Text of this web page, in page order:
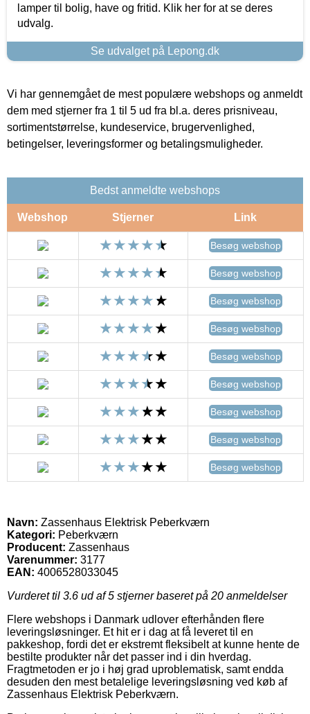
lamper til bolig, have og fritid. Klik her for at se deres
udvalg.
Se udvalget på Lepong.dk
Vi har gennemgået de mest populære webshops og anmeldt
dem med stjerner fra 1 til 5 ud fra bl.a. deres prisniveau,
sortimentstørrelse, kundeservice, brugervenlighed,
betingelser, leveringsformer og betalingsmuligheder.
Bedst anmeldte webshops
Webshop Stjerner Link
Besøg webshop
Besøg webshop
Besøg webshop
Besøg webshop
Besøg webshop
Besøg webshop
Besøg webshop
Besøg webshop
Besøg webshop
Navn: Zassenhaus Elektrisk Peberkværn
Kategori: Peberkværn
Producent: Zassenhaus
Varenummer: 3177
EAN: 4006528033045
Vurderet til 3.6 ud af 5 stjerner baseret på 20 anmeldelser
Flere webshops i Danmark udlover efterhånden flere
leveringsløsninger. Et hit er i dag at få leveret til en
pakkeshop, fordi det er ekstremt fleksibelt at kunne hente de
bestilte produkter når det passer ind i din hverdag.
Fragtmetoden er jo i høj grad uproblematisk, samt endda
desuden den mest betalelige leveringsløsning ved køb af
Zassenhaus Elektrisk Peberkværn.